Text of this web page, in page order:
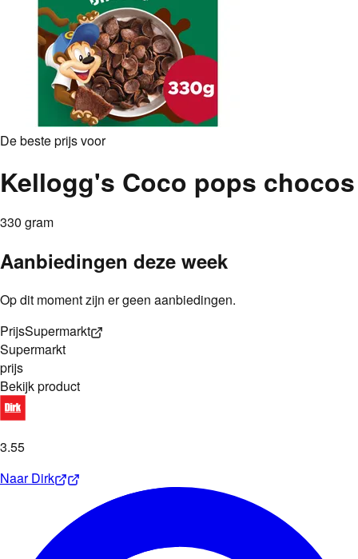
De beste prijs voor
Kellogg's Coco pops chocos
330 gram
Aanbiedingen deze week
Op dit moment zijn er geen aanbiedingen.
PrijsSupermarkt
Supermarkt
prijs
Bekijk product
3.55
NaarDirk